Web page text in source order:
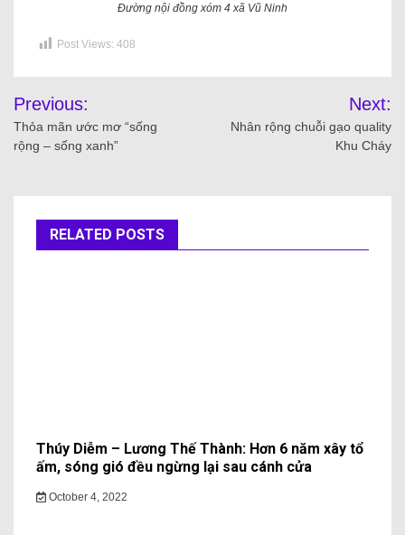
Đường nội đồng xóm 4 xã Vũ Ninh
Post Views: 408
Previous:
Thỏa mãn ước mơ “sống
rộng – sống xanh”
Next:
Nhân rộng chuỗi gạo quality
Khu Cháy
RELATED POSTS
Thúy Diễm – Lương Thế Thành: Hơn 6 năm xây tổ
ấm, sóng gió đều ngừng lại sau cánh cửa
October 4, 2022